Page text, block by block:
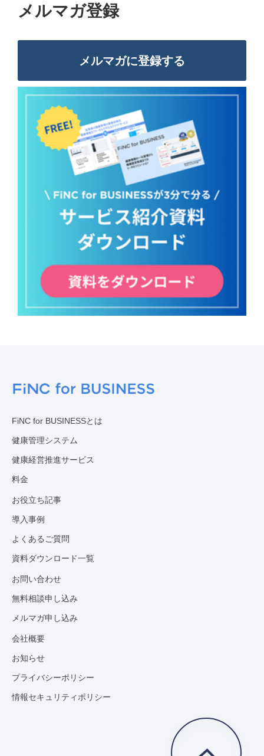
メルマガ登録
メルマガに登録する
FiNC for BUSINESSとは
健康管理システム
健康経営推進サービス
料金
お役立ち記事
導入事例
よくあるご質問
資料ダウンロード一覧
お問い合わせ
無料相談申し込み
メルマガ申し込み
会社概要
お知らせ
プライバシーポリシー
情報セキュリティポリシー